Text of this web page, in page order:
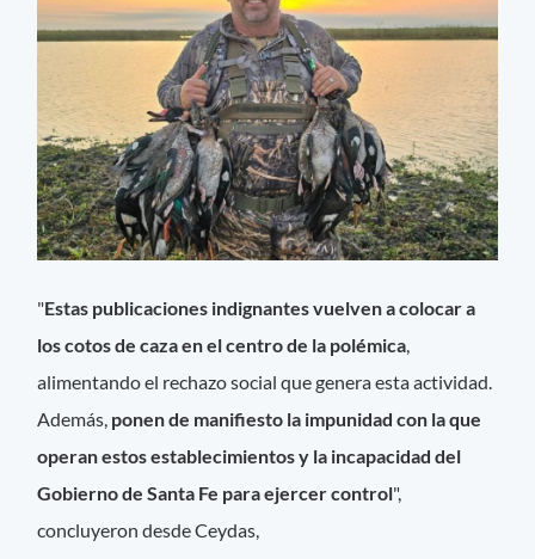
"Estas publicaciones indignantes vuelven a colocar a
los cotos de caza en el centro de la polémica,
alimentando el rechazo social que genera esta actividad.
Además, ponen de manifiesto la impunidad con la que
operan estos establecimientos y la incapacidad del
Gobierno de Santa Fe para ejercer control",
concluyeron desde Ceydas,